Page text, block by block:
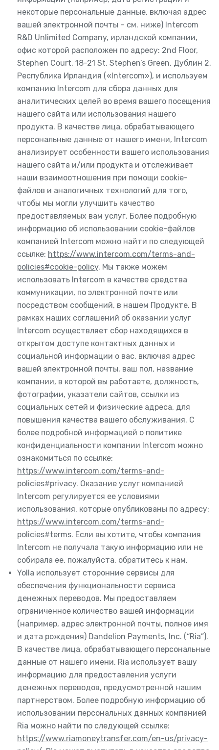
некоторые персональные данные, включая адрес
вашей электронной почты – см. ниже) Intercom
R&D Unlimited Company, ирландской компании,
офис которой расположен по адресу: 2nd Floor,
Stephen Court, 18-21 St. Stephen’s Green, Дублин 2,
Республика Ирландия («Intercom»), и используем
компанию Intercom для сбора данных для
аналитических целей во время вашего посещения
нашего сайта или использования нашего
продукта. В качестве лица, обрабатывающего
персональные данные от нашего имени, Intercom
анализирует особенности вашего использования
нашего сайта и/или продукта и отслеживает
наши взаимоотношения при помощи cookie-
файлов и аналогичных технологий для того,
чтобы мы могли улучшить качество
предоставляемых вам услуг. Более подробную
информацию об использовании cookie-файлов
компанией Intercom можно найти по следующей
ссылке: https://www.intercom.com/terms-and-
policies#cookie-policy. Мы также можем
использовать Intercom в качестве средства
коммуникации, по электронной почте или
посредством сообщений, в нашем Продукте. В
рамках наших соглашений об оказании услуг
Intercom осуществляет сбор находящихся в
открытом доступе контактных данных и
социальной информации о вас, включая адрес
вашей электронной почты, ваш пол, название
компании, в которой вы работаете, должность,
фотографии, указатели сайтов, ссылки из
социальных сетей и физические адреса, для
повышения качества вашего обслуживания. С
более подробной информацией о политике
конфиденциальности компании Intercom можно
ознакомиться по ссылке:
https://www.intercom.com/terms-and-
policies#privacy. Оказание услуг компанией
Intercom регулируется ее условиями
использования, которые опубликованы по адресу:
https://www.intercom.com/terms-and-
policies#terms. Если вы хотите, чтобы компания
Intercom не получала такую информацию или не
собирала ее, пожалуйста, обратитесь к нам.
Yolla использует сторонние сервисы для
обеспечения функциональности сервиса
денежных переводов. Мы предоставляем
ограниченное количество вашей информации
(например, адрес электронной почты, полное имя
и дата рождения) Dandelion Payments, Inc. (“Ria”).
В качестве лица, обрабатывающего персональные
данные от нашего имени, Ria использует вашу
информацию для предоставления услуги
денежных переводов, предусмотренной нашим
партнерством. Более подробную информацию об
использовании персональных данных компанией
Ria можно найти по следующей ссылке:
https://www.riamoneytransfer.com/en-us/privacy-